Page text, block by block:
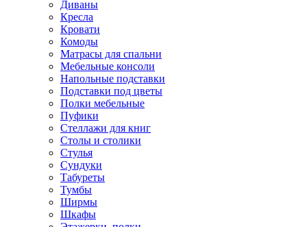
Диваны
Кресла
Кровати
Комоды
Матрасы для спальни
Мебельные консоли
Напольные подставки
Подставки под цветы
Полки мебельные
Пуфики
Стеллажи для книг
Столы и столики
Стулья
Сундуки
Табуреты
Тумбы
Ширмы
Шкафы